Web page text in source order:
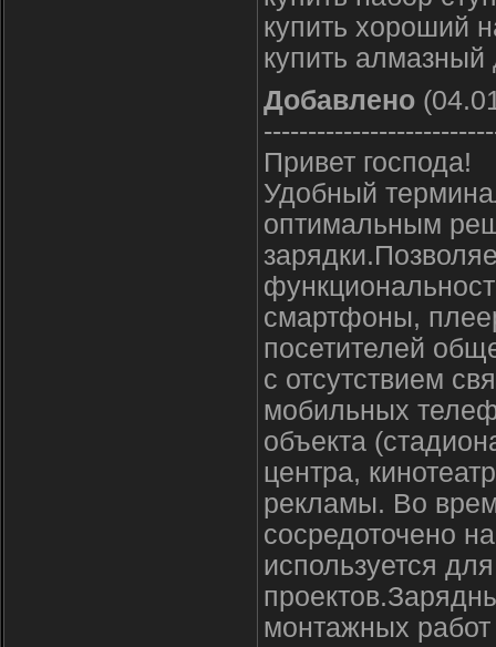
купить хороший
купить
Добавлено
Привет господа!
Удобный
оптимальным
смартфоны,
посетителей
с отсутствием
мобильных
объекта
центра,
рекламы. Во
сосредоточено
используется
монтажных работ